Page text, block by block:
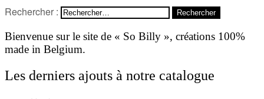
Rechercher :
Bienvenue sur le site de « So Billy », créations 100%
made in Belgium.
Les derniers ajouts à notre catalogue